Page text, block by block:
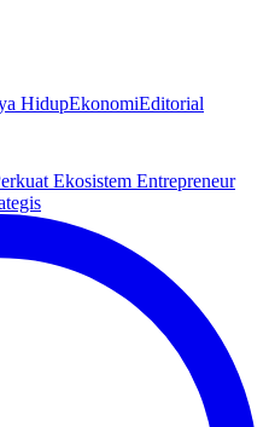
HidupEkonomiEditorial
Ekosistem Entrepreneur